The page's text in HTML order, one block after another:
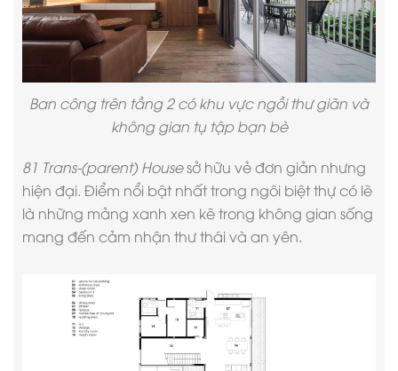
Ban công trên tầng 2 có khu vực ngồi thư giãn và
không gian tụ tập bạn bè
81 Trans-(parent) Housesở hữu vẻ đơn giản nhưng
hiện đại. Điểm nổi bật nhất trong ngôi biệt thự có lẽ
là những mảng xanh xen kẽ trong không gian sống
mang đến cảm nhận thư thái và an yên.